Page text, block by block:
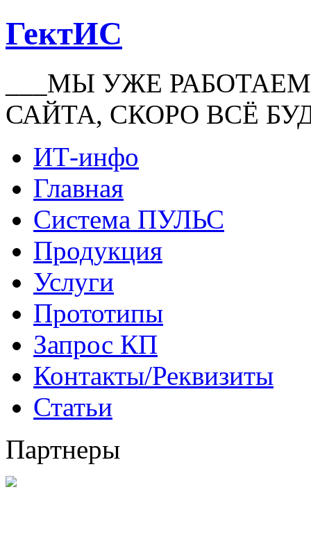
ГектИС
___МЫ УЖЕ
САЙТА, СКОРО ВСЁ
ИТ-инфо
Главная
Система ПУЛЬС
Продукция
Услуги
Прототипы
Запрос КП
Контакты/Реквизиты
Статьи
Партнеры